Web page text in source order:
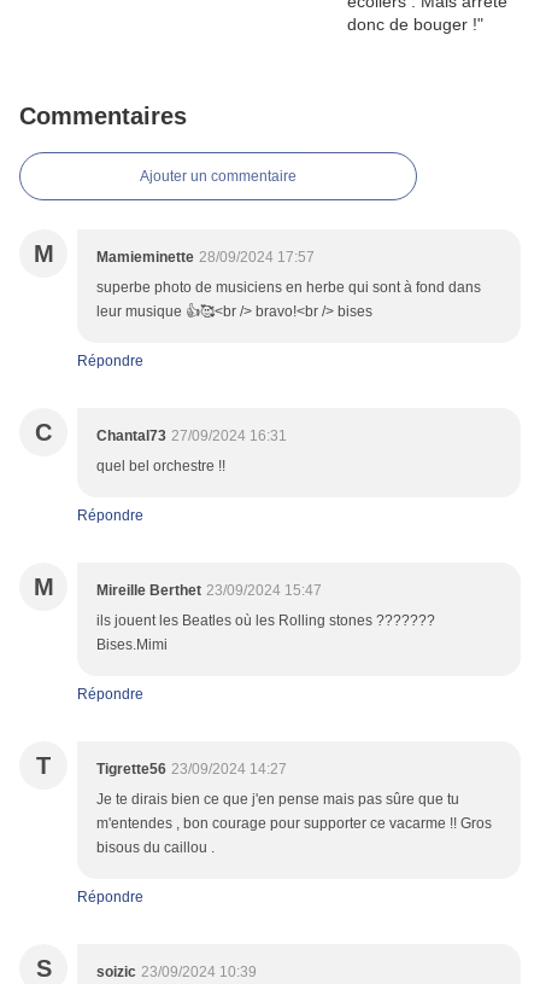
Commentaires
Ajouter un commentaire
M Mamieminette 28/09/2024 17:57
superbe photo de musiciens en herbe qui sont à fond dans
leur musique 👍🥰<br /> bravo!<br /> bises
Répondre
C Chantal73 27/09/2024 16:31
quel bel orchestre !!
Répondre
M Mireille Berthet 23/09/2024 15:47
ils jouent les Beatles où les Rolling stones ???????
Bises.Mimi
Répondre
T Tigrette56 23/09/2024 14:27
Je te dirais bien ce que j'en pense mais pas sûre que tu
m'entendes , bon courage pour supporter ce vacarme !! Gros
bisous du caillou .
Répondre
S soizic 23/09/2024 10:39